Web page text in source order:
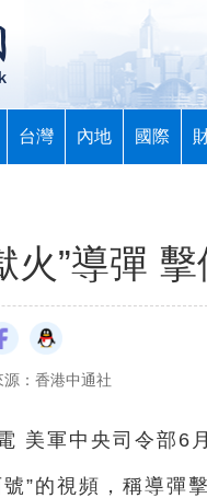
台灣 內地 國際
火”導彈
源：香港中通社
美軍中央司令部6
”的視頻，稱導彈